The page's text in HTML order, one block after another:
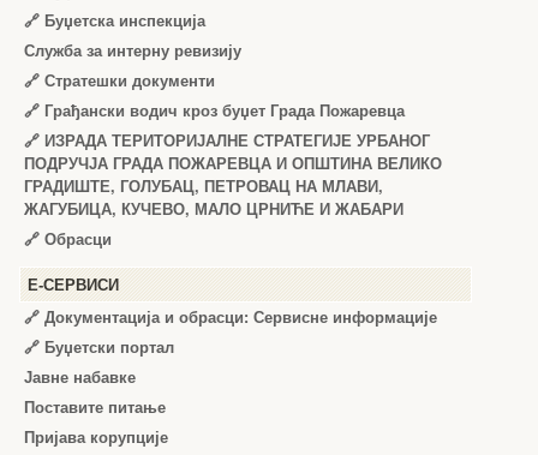
🔗 Буџетска инспекција
Служба за интерну ревизију
🔗 Стратешки документи
🔗 Грађански водич кроз буџет Града Пожаревца
🔗 ИЗРАДА ТЕРИТОРИЈАЛНЕ СТРАТЕГИЈЕ УРБАНОГ
ПОДРУЧЈА ГРАДА ПОЖАРЕВЦА И ОПШТИНА ВЕЛИКО
ГРАДИШТЕ, ГОЛУБАЦ, ПЕТРОВАЦ НА МЛАВИ,
ЖАГУБИЦА, КУЧЕВО, МАЛО ЦРНИЋЕ И ЖАБАРИ
🔗 Обрасци
Е-СЕРВИСИ
🔗 Документација и обрасци: Сервисне информације
🔗 Буџетски портал
Јавне набавке
Поставите питање
Пријава корупције